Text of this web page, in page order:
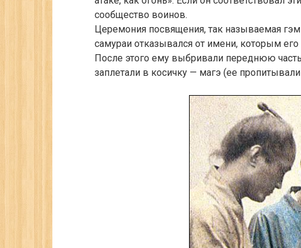
сообщество воинов.
Церемония посвящения, так называемая
самураи отказывался от имени, которым
После этого ему выбривали переднюю
заплетали в косичку — магэ (ее